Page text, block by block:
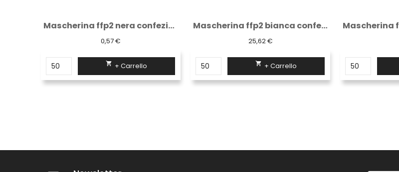
Mascherina ffp2 nera confezione da 20 pezzi
0,57 €
 + Carrello
Mascherina ffp2 bianca confezione da 50 pezzi
25,62 €
 + Carrello